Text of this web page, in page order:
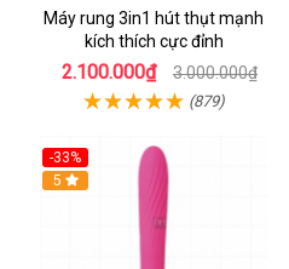
Máy rung 3in1 hút thụt mạnh
kích thích cực đỉnh
2.100.000₫ 3.000.000₫
(879)
-33%
Hot
5